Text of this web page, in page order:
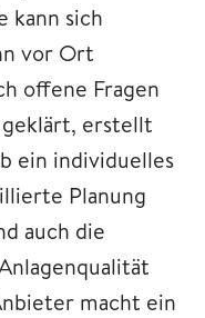
kann sich
vor Ort
offene Fragen
geklärt, erstellt
ein individuelles
Planung
auch die
macht ein